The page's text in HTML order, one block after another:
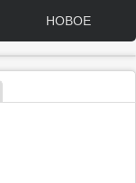
НОВОЕ